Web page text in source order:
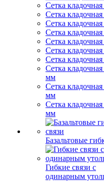
Сетка
Сетка
Сетка
Сетка
Сетка
Сетка
Сетка
Сетка
мм
Сетка
мм
Сетка
мм
Базальтовые
Гибкие связи с
одинарным